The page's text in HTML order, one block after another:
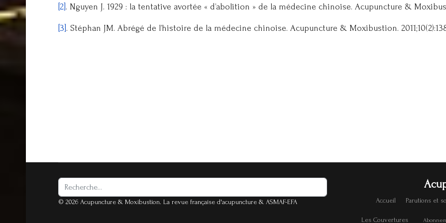
[2] . Nguyen J. 1929 : la tentative avortée « d’abolition » de la médecine chinoise. Acupuncture &
[3] . Stéphan JM. Abrégé de l’histoire de la médecine chinoise. Acupuncture & Moxibustion.
Rechercher
© 2026 Acupuncture & Moxibustion. La revue française d'acupuncture & ASMAF-EFA Accueil Parutions et
Les Couvertures